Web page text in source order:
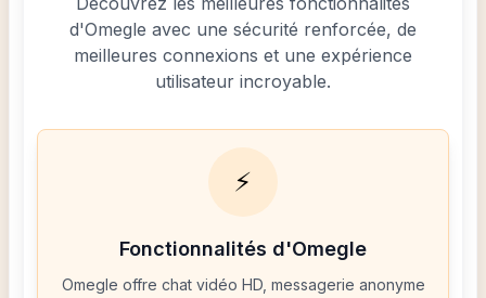
d'Omegle avec une sécurité renforcée, de
meilleures connexions et une expérience
utilisateur incroyable.
⚡
Fonctionnalités d'Omegle
Omegle offre chat vidéo HD, messagerie anonyme